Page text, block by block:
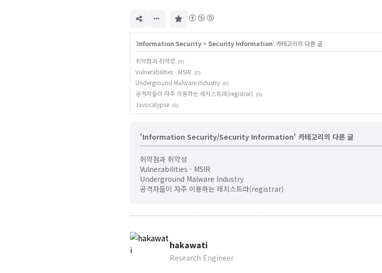
'Information Security > Security Information' 카테고리의 다른 글
취약점과 취약성 (0)
Vulnerabilities - MSIR (0)
Underground Malware Industry (0)
공격자들이 자주 이용하는 레지스트라(registrar) (0)
Javocalypse (0)
'Information Security/Security Information' 카테고리의 다른 글
취약점과 취약성
Vulnerabilities - MSIR
Underground Malware Industry
공격자들이 자주 이용하는 레지스트라(registrar)
hakawati
Research Engineer